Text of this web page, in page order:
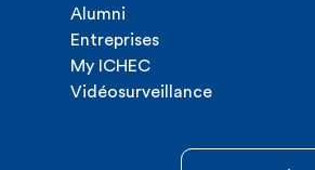
Alumni
Entreprises
My ICHEC
Vidéosurveillance